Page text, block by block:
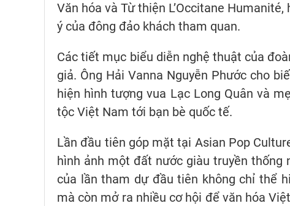
Văn hóa và Từ thiện L’Occitane
ý của đông đảo khách tham quan.
Các tiết mục biểu diễn nghệ thuật của
giả. Ông Hải Vanna Nguyễn Phước cho
hiện hình tượng vua Lạc Long Quân và
tộc Việt Nam tới bạn bè quốc tế.
Lần đầu tiên góp mặt tại Asian Pop
hình ảnh một đất nước giàu truyền thống
của lần tham dự đầu tiên không chỉ thể
mà còn mở ra nhiều cơ hội để văn hóa